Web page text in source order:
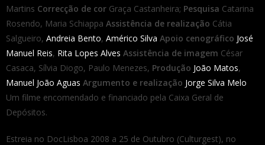
Martins Correcção de cor Graça Castanheira; Pesquisa Catarina
Rosendo, Maria Schiappa Assistência de realização Cátia
Salgueiro, Andreia Bento, Américo Silva Apoio cenográfico José
Manuel Reis, Rita Lopes Alves Assistência de imagem César
Casaca, Sílvia Diogo, Paulo Menezes, Produção João Matos,
Manuel João Aguas Argumento e realização Jorge Silva Melo
Um filme encomendado e financiado pela Caixa Geral de
Depósitos.
Estreia no DocLisboa 2008 a 25 de Outubro (Culturgest), no